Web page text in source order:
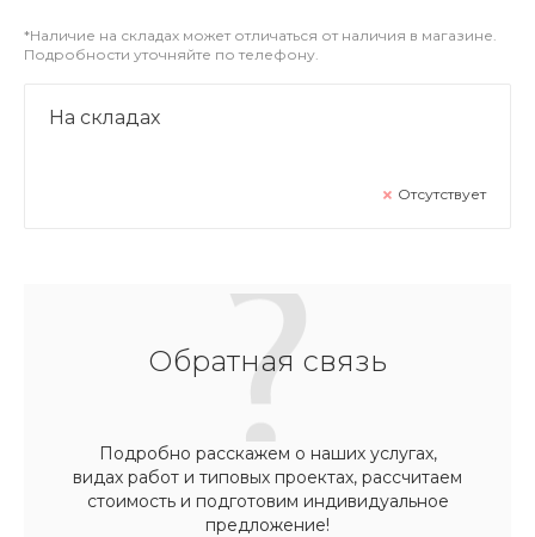
*Наличие на складах может отличаться от наличия в магазине.
Подробности уточняйте по телефону.
На складах
Отсутствует
Обратная связь
Подробно расскажем о наших услугах,
видах работ и типовых проектах, рассчитаем
стоимость и подготовим индивидуальное
предложение!